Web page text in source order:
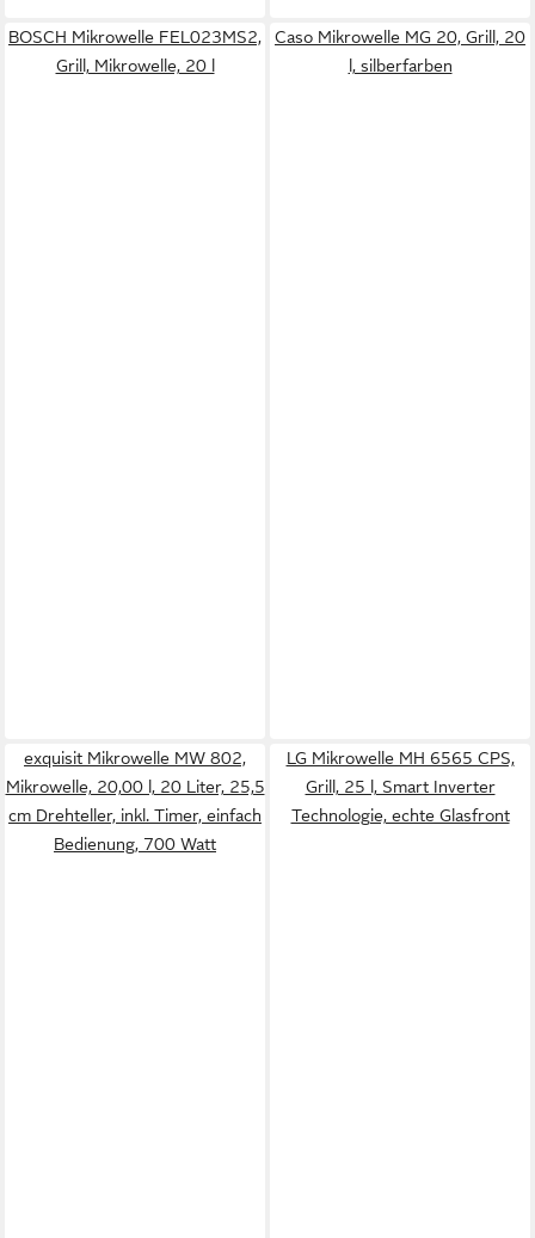
BOSCH Mikrowelle FEL023MS2,
Grill, Mikrowelle, 20 l
Caso Mikrowelle MG 20, Grill, 20
l, silberfarben
exquisit Mikrowelle MW 802,
Mikrowelle, 20,00 l, 20 Liter, 25,5
cm Drehteller, inkl. Timer, einfach
Bedienung, 700 Watt
LG Mikrowelle MH 6565 CPS,
Grill, 25 l, Smart Inverter
Technologie, echte Glasfront